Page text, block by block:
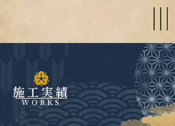
施工実績
WORKS